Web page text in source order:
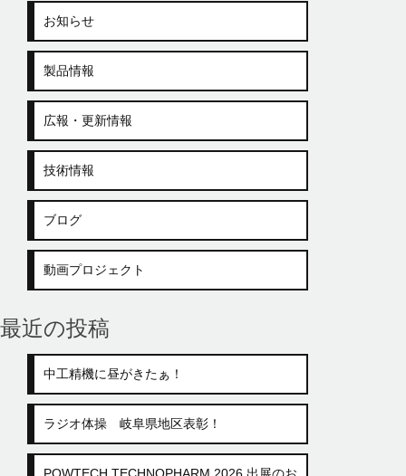
お知らせ
製品情報
広報・更新情報
技術情報
ブログ
動画プロジェクト
最近の投稿
中工精機に昼がきたぁ！
ラジオ体操 岐阜県地区表彰！